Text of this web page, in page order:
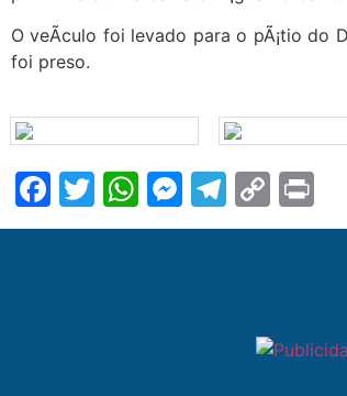
O veÃ­culo foi levado para o pÃ¡tio do
foi preso.
Facebook
Twitter
WhatsApp
Messenger
Copy
Link